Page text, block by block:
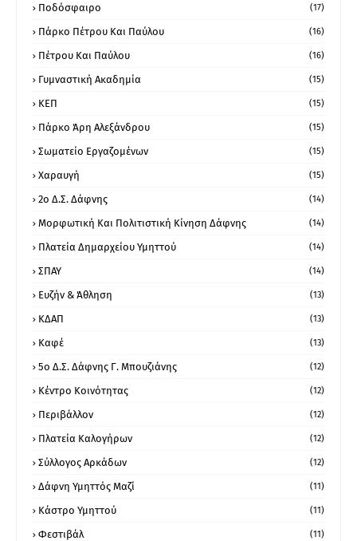
Ποδόσφαιρο (17)
Πάρκο Πέτρου Και Παύλου (16)
Πέτρου Και Παύλου (16)
Γυμναστική Ακαδημία (15)
ΚΕΠ (15)
Πάρκο Άρη Αλεξάνδρου (15)
Σωματείο Εργαζομένων (15)
Χαραυγή (15)
2ο Δ.Σ. Δάφνης (14)
Μορφωτική Και Πολιτιστική Κίνηση Δάφνης (14)
Πλατεία Δημαρχείου Υμηττού (14)
ΣΠΑΥ (14)
Ευζήν & Άθληση (13)
ΚΔΑΠ (13)
Καφέ (13)
5ο Δ.Σ. Δάφνης Γ. Μπουζιάνης (12)
Κέντρο Κοινότητας (12)
Περιβάλλον (12)
Πλατεία Καλογήρων (12)
Σύλλογος Αρκάδων (12)
Δάφνη Υμηττός Μαζί (11)
Κάστρο Υμηττού (11)
Φεστιβάλ (11)